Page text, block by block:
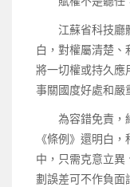
江蘇省科技廳
白，對權屬清楚
將一切權或持久應
事關國度好處和嚴
為容錯免責，
《條例》還明白
中，只需克意立異
劃誤差可不作負面